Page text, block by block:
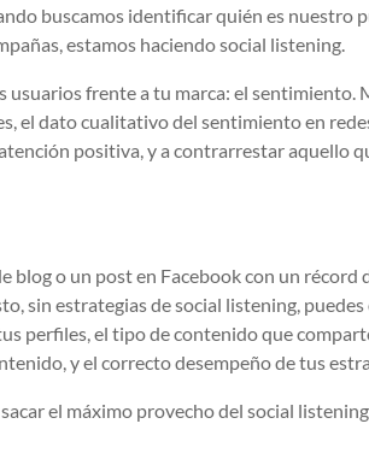
buscamos identificar quién es nuestro
estamos haciendo social listening.
frente a tu marca: el sentimiento.
el dato cualitativo del sentimiento en
positiva, y a contrarrestar aquello
blog o un post en Facebook con un récord
sin estrategias de social listening,
perfiles, el tipo de contenido que
y el correcto desempeño de tus
el máximo provecho del social